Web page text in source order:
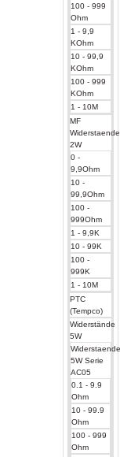
100 - 999
Ohm
1 - 9,9
KOhm
10 - 99,9
KOhm
100 - 999
KOhm
1 - 10M
MF
Widerstaende
2W
0 -
9,9Ohm
10 -
99,9Ohm
100 -
999Ohm
1 - 9,9K
10 - 99K
100 -
999K
1 - 10M
PTC
(Tempco)
Widerstände
5W
5W Serie
AC05
0.1 - 9.9
Ohm
10 - 99.9
Ohm
100 - 999
Ohm